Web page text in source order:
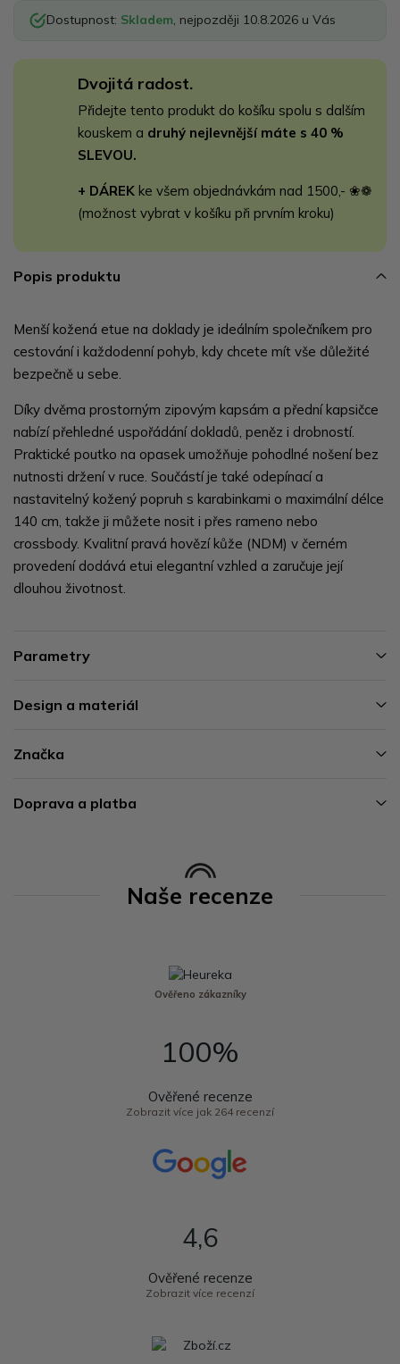
Dostupnost: Skladem, nejpozději 10.8.2026 u Vás
Dvojitá radost.
Přidejte tento produkt do košíku spolu s dalším
kouskem a druhý nejlevnější máte s 40 %
SLEVOU.
+ DÁREK ke všem objednávkám nad 1500,- ❀❁
(možnost vybrat v košíku při prvním kroku)
Popis produktu
Menší kožená etue na doklady je ideálním společníkem pro
cestování i každodenní pohyb, kdy chcete mít vše důležité
bezpečně u sebe.
Díky dvěma prostorným zipovým kapsám a přední kapsičce
nabízí přehledné uspořádání dokladů, peněz i drobností.
Praktické poutko na opasek umožňuje pohodlné nošení bez
nutnosti držení v ruce. Součástí je také odepínací a
nastavitelný kožený popruh s karabinkami o maximální délce
140 cm, takže ji můžete nosit i přes rameno nebo
crossbody. Kvalitní pravá hovězí kůže (NDM) v černém
provedení dodává etui elegantní vzhled a zaručuje její
dlouhou životnost.
Parametry
Design a materiál
Značka
Doprava a platba
Naše recenze
Ověřeno zákazníky
100%
Ověřené recenze
Zobrazit více jak 264 recenzí
4,6
Ověřené recenze
Zobrazit více recenzí